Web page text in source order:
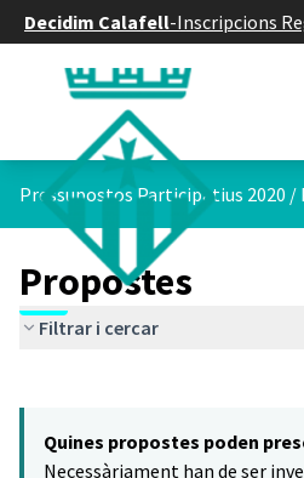
Decidim Calafell-Inscripcions
Pressupostos Participatius 2020 /
Propostes
Filtrar i cercar
−
Quines propostes poden
Necessàriament han de ser